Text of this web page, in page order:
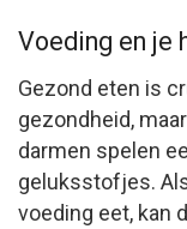
Voeding en je
Gezond eten is
gezondheid,
darmen spelen
geluksstofjes.
voeding eet, kan